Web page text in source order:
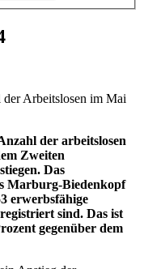
Arbeitslosen im Mai
der arbeitslosen
Zweiten
Das
Marburg-Biedenkopf
erwerbsfähige
sind. Das ist
gegenüber dem